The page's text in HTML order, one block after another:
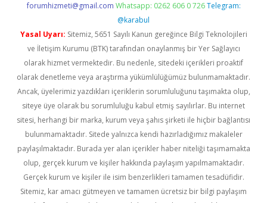
forumhizmeti@gmail.com Whatsapp: 0262 606 0 726 Telegram:
@karabul
Yasal Uyarı: Sitemiz, 5651 Sayılı Kanun gereğince Bilgi Teknolojileri
ve İletişim Kurumu (BTK) tarafından onaylanmış bir Yer Sağlayıcı
olarak hizmet vermektedir. Bu nedenle, sitedeki içerikleri proaktif
olarak denetleme veya araştırma yükümlülüğümüz bulunmamaktadır.
Ancak, üyelerimiz yazdıkları içeriklerin sorumluluğunu taşımakta olup,
siteye üye olarak bu sorumluluğu kabul etmiş sayılırlar. Bu internet
sitesi, herhangi bir marka, kurum veya şahıs şirketi ile hiçbir bağlantısı
bulunmamaktadır. Sitede yalnızca kendi hazırladığımız makaleler
paylaşılmaktadır. Burada yer alan içerikler haber niteliği taşımamakta
olup, gerçek kurum ve kişiler hakkında paylaşım yapılmamaktadır.
Gerçek kurum ve kişiler ile isim benzerlikleri tamamen tesadüfidir.
Sitemiz, kar amacı gütmeyen ve tamamen ücretsiz bir bilgi paylaşım